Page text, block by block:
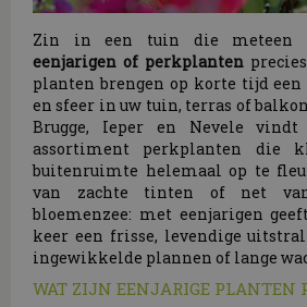
Zin in een tuin die meteen
eenjarigen of perkplanten
planten brengen op korte tijd
en sfeer in uw tuin, terras of
Brugge, Ieper en Nevele
assortiment perkplanten die
buitenruimte helemaal op te
van zachte tinten of net
bloemenzee: met eenjarigen
keer een frisse, levendige
ingewikkelde plannen of lange
WAT ZIJN EENJARIGE PLANTEN